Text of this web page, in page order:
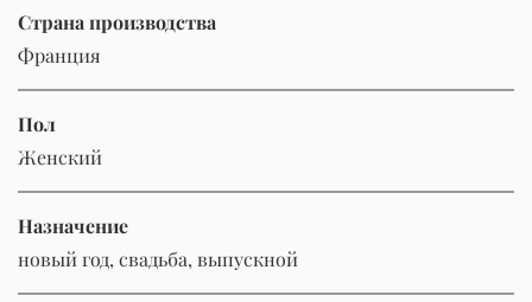
Страна производства
Франция
Пол
Женский
Назначение
новый год, свадьба, выпускной